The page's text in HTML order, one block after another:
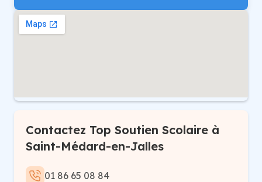
Contactez Top Soutien Scolaire à
Saint-Médard-en-Jalles
01 86 65 08 84